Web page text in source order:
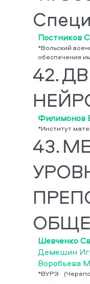
Постников
*Вольский
обеспечения
42.
Филимонов
*Институт
43.
Шевченко
Демешин
Воробьева
*ВУРЭ